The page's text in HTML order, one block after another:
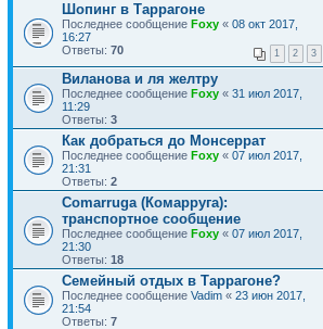
Шопинг в Таррагоне
Последнее сообщение Foxy « 08 окт 2017,
16:27
Ответы: 70 1 2 3
Виланова и ля желтру
Последнее сообщение Foxy « 31 июл 2017,
11:29
Ответы: 3
Как добраться до Монсеррат
Последнее сообщение Foxy « 07 июл 2017,
21:31
Ответы: 2
Comarruga (Комарруга):
транспортное сообщение
Последнее сообщение Foxy « 07 июл 2017,
21:30
Ответы: 18
Семейный отдых в Таррагоне?
Последнее сообщение Vadim « 23 июн 2017,
21:54
Ответы: 7